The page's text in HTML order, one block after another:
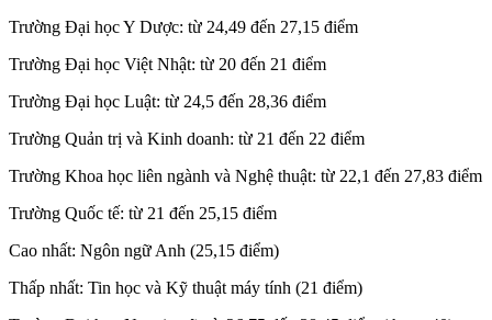
Trường Đại học Y Dược: từ 24,49 đến 27,15 điểm
Trường Đại học Việt Nhật: từ 20 đến 21 điểm
Trường Đại học Luật: từ 24,5 đến 28,36 điểm
Trường Quản trị và Kinh doanh: từ 21 đến 22 điểm
Trường Khoa học liên ngành và Nghệ thuật: từ 22,1 đến 27,83 điểm
Trường Quốc tế: từ 21 đến 25,15 điểm
Cao nhất: Ngôn ngữ Anh (25,15 điểm)
Thấp nhất: Tin học và Kỹ thuật máy tính (21 điểm)